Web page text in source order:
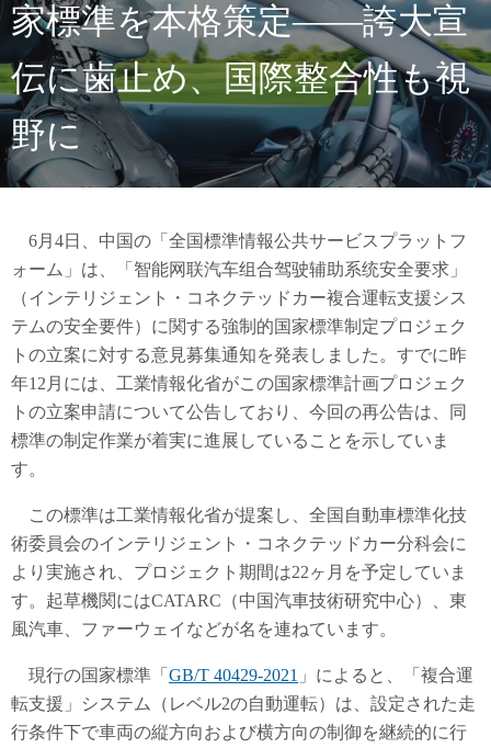
家標準を本格策定――誇大宣
伝に歯止め、国際整合性も視
野に
6月4日、中国の「全国標準情報公共サービスプラットフ
ォーム」は、「智能网联汽车组合驾驶辅助系统安全要求」
（インテリジェント・コネクテッドカー複合運転支援シス
テムの安全要件）に関する強制的国家標準制定プロジェク
トの立案に対する意見募集通知を発表しました。すでに昨
年12月には、工業情報化省がこの国家標準計画プロジェク
トの立案申請について公告しており、今回の再公告は、同
標準の制定作業が着実に進展していることを示していま
す。
この標準は工業情報化省が提案し、全国自動車標準化技
術委員会のインテリジェント・コネクテッドカー分科会に
より実施され、プロジェクト期間は22ヶ月を予定していま
す。起草機関にはCATARC（中国汽車技術研究中心）、東
風汽車、ファーウェイなどが名を連ねています。
現行の国家標準「 GB/T 40429-2021 」によると、「複合運
転支援」システム（レベル2の自動運転）は、設定された走
行条件下で車両の縦方向および横方向の制御を継続的に行